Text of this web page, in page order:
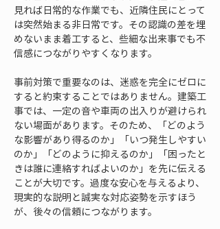
見れば日常的な作業でも、近隣住民にとって
は突然始まる非日常です。その認識の差を埋
めないまま着工すると、些細な出来事でも不
信感につながりやすくなります。
事前対策で重要なのは、迷惑を完全にゼロに
すると約束することではありません。建築工
事では、一定の音や車両の出入りが避けられ
ない場面があります。そのため、「どのよう
な影響があり得るのか」「いつ発生しやすい
のか」「どのように抑えるのか」「困ったと
きは誰に連絡すればよいのか」を先に伝える
ことが大切です。過度な安心を与えるより、
現実的な説明と誠実な対応姿勢を示すほう
が、後々の信頼につながります。